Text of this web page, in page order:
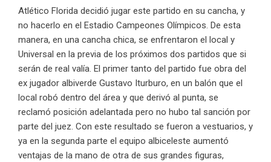
Atlético Florida decidió jugar este partido en su cancha, y
no hacerlo en el Estadio Campeones Olímpicos. De esta
manera, en una cancha chica, se enfrentaron el local y
Universal en la previa de los próximos dos partidos que si
serán de real valía. El primer tanto del partido fue obra del
ex jugador albiverde Gustavo Iturburo, en un balón que el
local robó dentro del área y que derivó al punta, se
reclamó posición adelantada pero no hubo tal sanción por
parte del juez. Con este resultado se fueron a vestuarios, y
ya en la segunda parte el equipo albiceleste aumentó
ventajas de la mano de otra de sus grandes figuras,